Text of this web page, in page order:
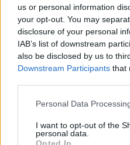
us or personal information
your opt-out. You may
disclosure of your personal
IAB’s list of downstream
also be disclosed by us to
Downstream Participants that
Please note that this
not limited to your visit or
grant or deny consent to
Personal Data
I want to opt-out of the
personal data.
Az épített örökség
összefüggéseket állítsunk fel
évszázadokkal ezelőtt